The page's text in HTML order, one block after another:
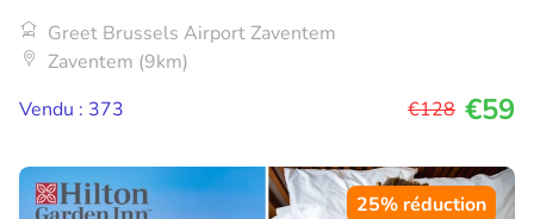
Greet Brussels Airport Zaventem
Zaventem (9km)
Vendu : 373
€128 €59
25% réduction